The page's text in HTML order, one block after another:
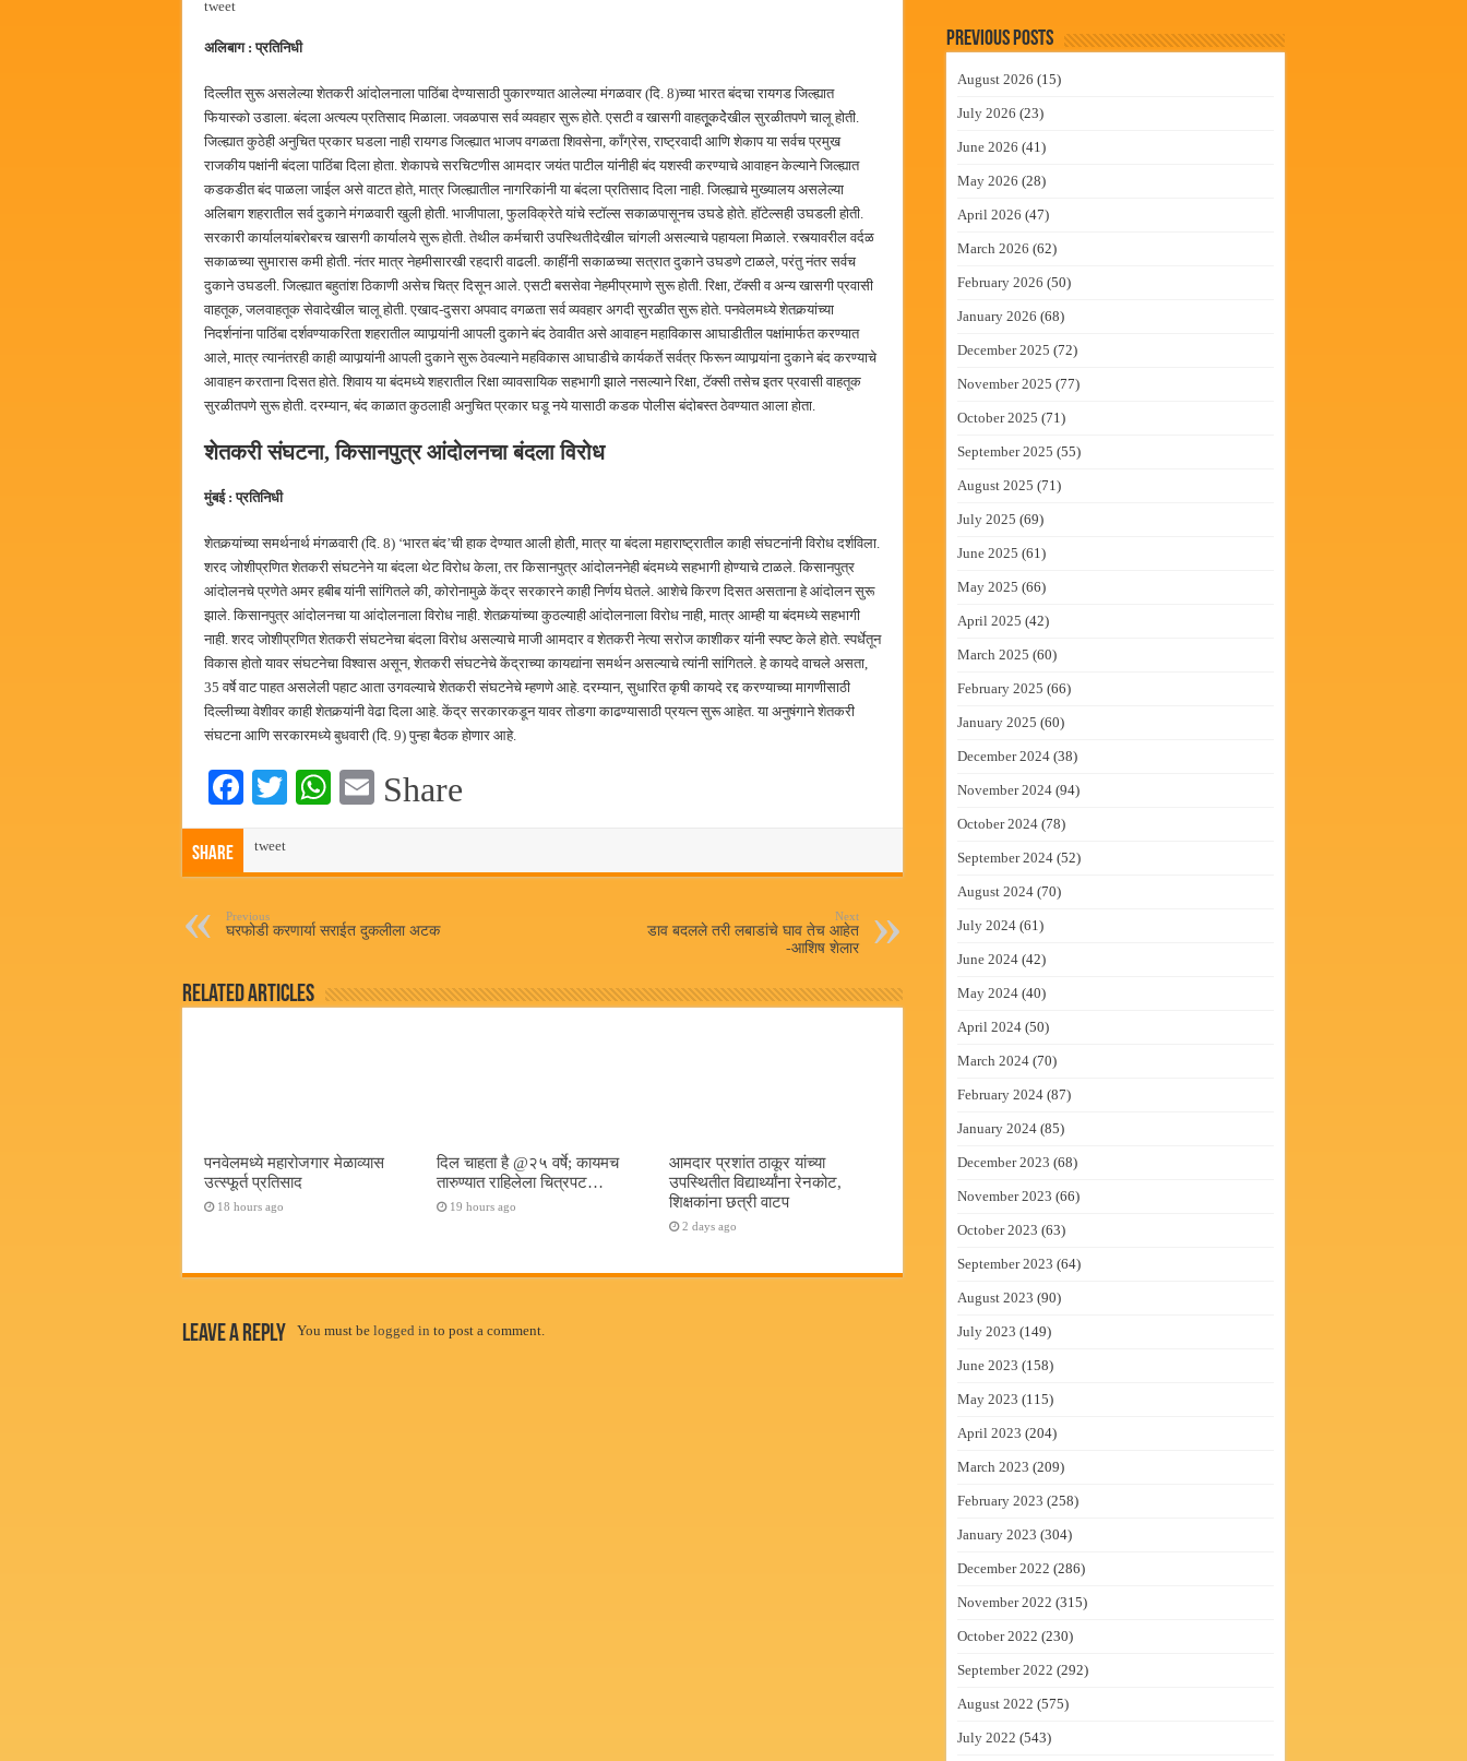
पालेखुर्द येथील जि.प. शाळेच्या नूतन इमारतीचे लोकनेते रामशेठ ठाकूर यांच्या उद्घाटन
हर घर तिरंगा अभियानासंदर्भात पनवेलमध्ये बैठक
tweet
अलिबाग : प्रतिनिधी
दिल्लीत सुरू असलेल्या शेतकरी आंदोलनाला पाठिंबा देण्यासाठी पुकारण्यात आलेल्या मंगळवार (दि. 8)च्या भारत बंदचा रायगड जिल्ह्यात
फियास्को उडाला. बंदला अत्यल्प प्रतिसाद मिळाला. जवळपास सर्व व्यवहार सुरू होतेे. एसटी व खासगी वाहतूूकदेेखील सुरळीतपणे चालू होती.
जिल्ह्यात कुठेही अनुचित प्रकार घडला नाही रायगड जिल्ह्यात भाजप वगळता शिवसेना, काँग्रेस, राष्ट्रवादी आणि शेकाप या सर्वच प्रमुख
राजकीय पक्षांनी बंदला पाठिंबा दिला होता. शेकापचे सरचिटणीस आमदार जयंत पाटील यांनीही बंद यशस्वी करण्याचे आवाहन केल्याने जिल्ह्यात
कडकडीत बंद पाळला जाईल असे वाटत होते, मात्र जिल्ह्यातील नागरिकांनी या बंदला प्रतिसाद दिला नाही. जिल्ह्याचे मुख्यालय असलेल्या
अलिबाग शहरातील सर्व दुकाने मंगळवारी खुली होती. भाजीपाला, फुलविक्रेते यांचे स्टॉल्स सकाळपासूनच उघडे होते. हॉटेल्सही उघडली होती.
सरकारी कार्यालयांबरोबरच खासगी कार्यालये सुरू होती. तेथील कर्मचारी उपस्थितीदेखील चांगली असल्याचे पहायला मिळाले. रस्त्यावरील वर्दळ
सकाळच्या सुमारास कमी होती. नंतर मात्र नेहमीसारखी रहदारी वाढली. काहींनी सकाळच्या सत्रात दुकाने उघडणे टाळले, परंतु नंतर सर्वच
दुकाने उघडली. जिल्ह्यात बहुतांश ठिकाणी असेच चित्र दिसून आले. एसटी बससेवा नेहमीप्रमाणे सुरू होती. रिक्षा, टॅक्सी व अन्य खासगी प्रवासी
वाहतूक, जलवाहतूक सेवादेखील चालू होती. एखाद-दुसरा अपवाद वगळता सर्व व्यवहार अगदी सुरळीत सुरू होते. पनवेलमध्ये शेतकर्‍यांच्या
निदर्शनांना पाठिंबा दर्शवण्याकरिता शहरातील व्यापार्‍यांनी आपली दुकाने बंद ठेवावीत असे आवाहन महाविकास आघाडीतील पक्षांमार्फत करण्यात
आले, मात्र त्यानंतरही काही व्यापार्‍यांनी आपली दुकाने सुरू ठेवल्याने महविकास आघाडीचे कार्यकर्ते सर्वत्र फिरून व्यापार्‍यांना दुकाने बंद करण्याचे
आवाहन करताना दिसत होते. शिवाय या बंदमध्ये शहरातील रिक्षा व्यावसायिक सहभागी झाले नसल्याने रिक्षा, टॅक्सी तसेच इतर प्रवासी वाहतूक
सुरळीतपणे सुरू होती. दरम्यान, बंद काळात कुठलाही अनुचित प्रकार घडू नये यासाठी कडक पोलीस बंदोबस्त ठेवण्यात आला होता.
शेतकरी संघटना, किसानपुत्र आंदोलनचा बंदला विरोध
मुंबई : प्रतिनिधी
शेतकर्‍यांच्या समर्थनार्थ मंगळवारी (दि. 8) ‘भारत बंद’ची हाक देण्यात आली होती, मात्र या बंदला महाराष्ट्रातील काही संघटनांनी विरोध दर्शविला.
शरद जोशीप्रणित शेतकरी संघटनेने या बंदला थेट विरोध केला, तर किसानपुत्र आंदोलननेही बंदमध्ये सहभागी होण्याचे टाळले. किसानपुत्र
आंदोलनचे प्रणेते अमर हबीब यांनी सांगितले की, कोरोनामुळे केंद्र सरकारने काही निर्णय घेतले. आशेचे किरण दिसत असताना हे आंदोलन सुरू
झाले. किसानपुत्र आंदोलनचा या आंदोलनाला विरोध नाही. शेतकर्‍यांच्या कुठल्याही आंदोलनाला विरोध नाही, मात्र आम्ही या बंदमध्ये सहभागी
नाही. शरद जोशीप्रणित शेतकरी संघटनेचा बंदला विरोध असल्याचे माजी आमदार व शेतकरी नेत्या सरोज काशीकर यांनी स्पष्ट केले होते. स्पर्धेतून
विकास होतो यावर संघटनेचा विश्वास असून, शेतकरी संघटनेचे केंद्राच्या कायद्यांना समर्थन असल्याचे त्यांनी सांगितले. हे कायदे वाचले असता,
35 वर्षे वाट पाहत असलेली पहाट आता उगवल्याचे शेतकरी संघटनेचे म्हणणे आहे. दरम्यान, सुधारित कृषी कायदे रद्द करण्याच्या मागणीसाठी
दिल्लीच्या वेशीवर काही शेतकर्‍यांनी वेढा दिला आहे. केंद्र सरकारकडून यावर तोडगा काढण्यासाठी प्रयत्न सुरू आहेत. या अनुषंगाने शेतकरी
संघटना आणि सरकारमध्ये बुधवारी (दि. 9) पुन्हा बैठक होणार आहे.
Fa
bo
ok
T
r
W
A
pp
E
Share
Share tweet
Previous
घरफोडी करणार्या सराईत दुकलीला अटक
Next
डाव बदलले तरी लबाडांचे घाव तेच आहेत
-आशिष शेलार
Related Articles
पनवेलमध्ये महारोजगार मेळाव्यास
उत्स्फूर्त प्रतिसाद
18 hours ago
दिल चाहता है @२५ वर्षे; कायमच
तारुण्यात राहिलेला चित्रपट…
19 hours ago
आमदार प्रशांत ठाकूर यांच्या
उपस्थितीत विद्यार्थ्यांना रेनकोट,
शिक्षकांना छत्री वाटप
2 days ago
Leave a Reply You must be logged in to post a comment.
Previous Posts
August 2026 (15)
July 2026 (23)
June 2026 (41)
May 2026 (28)
April 2026 (47)
March 2026 (62)
February 2026 (50)
January 2026 (68)
December 2025 (72)
November 2025 (77)
October 2025 (71)
September 2025 (55)
August 2025 (71)
July 2025 (69)
June 2025 (61)
May 2025 (66)
April 2025 (42)
March 2025 (60)
February 2025 (66)
January 2025 (60)
December 2024 (38)
November 2024 (94)
October 2024 (78)
September 2024 (52)
August 2024 (70)
July 2024 (61)
June 2024 (42)
May 2024 (40)
April 2024 (50)
March 2024 (70)
February 2024 (87)
January 2024 (85)
December 2023 (68)
November 2023 (66)
October 2023 (63)
September 2023 (64)
August 2023 (90)
July 2023 (149)
June 2023 (158)
May 2023 (115)
April 2023 (204)
March 2023 (209)
February 2023 (258)
January 2023 (304)
December 2022 (286)
November 2022 (315)
October 2022 (230)
September 2022 (292)
August 2022 (575)
July 2022 (543)